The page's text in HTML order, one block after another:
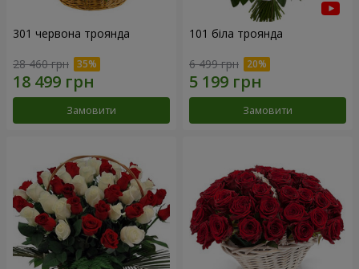
301 червона троянда
28 460 грн
Замовити
101 біла троянда
6 499 грн
Замовити